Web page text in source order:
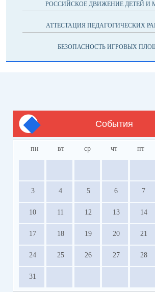
РОССИЙСКОЕ ДВИЖЕНИЕ ДЕТЕЙ И
АТТЕСТАЦИЯ ПЕДАГОГИЧЕСКИХ
БЕЗОПАСНОСТЬ ИГРОВЫХ
События
пн вт ср чт пт
3 4 5 6 7
10 11 12 13 14
17 18 19 20 21
24 25 26 27 28
31